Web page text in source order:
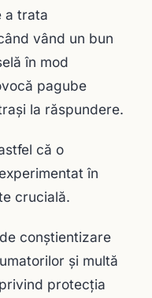
a trata
vând un bun
în mod
pagube
la răspundere.
că o
în
crucială.
conștientizare
și multă
protecția